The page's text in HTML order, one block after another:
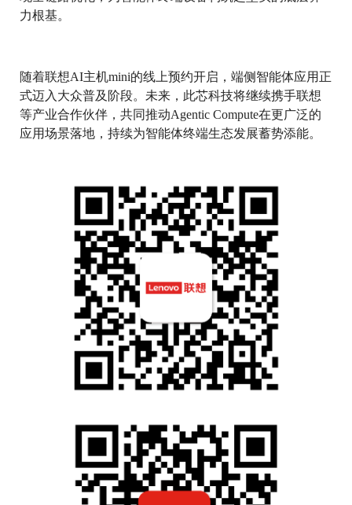
力根基。
随着联想AI主机mini的线上预约开启，端侧智能体应用正
式迈入大众普及阶段。未来，此芯科技将继续携手联想
等产业合作伙伴，共同推动Agentic Compute在更广泛的
应用场景落地，持续为智能体终端生态发展蓄势添能。